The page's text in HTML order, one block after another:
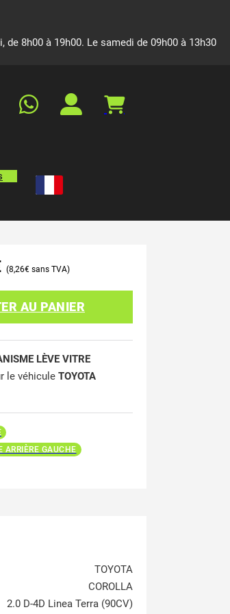
de 8h00 à 19h00. Le samedi de 09h00 à 13h30
8,26€
AU PANIER
LÈVE VITRE
le véhicule TOYOTA
ARRIÈRE GAUCHE
TOYOTA
COROLLA
2.0 D-4D Linea Terra (90CV)